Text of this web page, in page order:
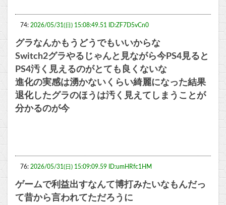
74: 2026/05/31(日) 15:08:49.51 ID:ZF7D5vCn0
グラなんかもうどうでもいいからな
Switch2グラやるじゃんと見ながら今PS4見ると
PS4汚く見えるのがとても良くないな
進化の実感は湧かないくらい綺麗になった結果
退化したグラのほうは汚く見えてしまうことが
分かるのが今
76: 2026/05/31(日) 15:09:09.59 ID:umHRfc1HM
ゲームで利益出すなんて博打みたいなもんだっ
て昔から言われてただろうに